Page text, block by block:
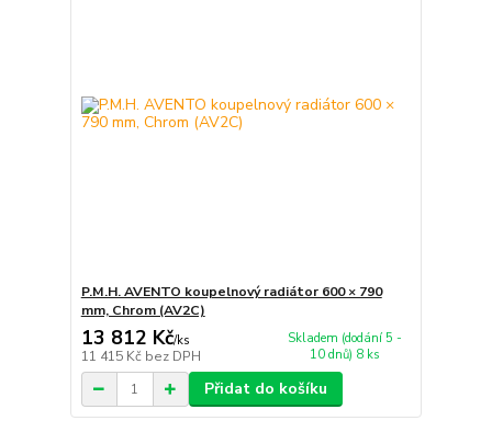
P.M.H. AVENTO koupelnový radiátor 600 × 790
mm, Chrom (AV2C)
13 812 Kč/ks
11 415 Kč bez DPH
Skladem (dodání 5 -
10 dnů) 8 ks
Přidat do košíku